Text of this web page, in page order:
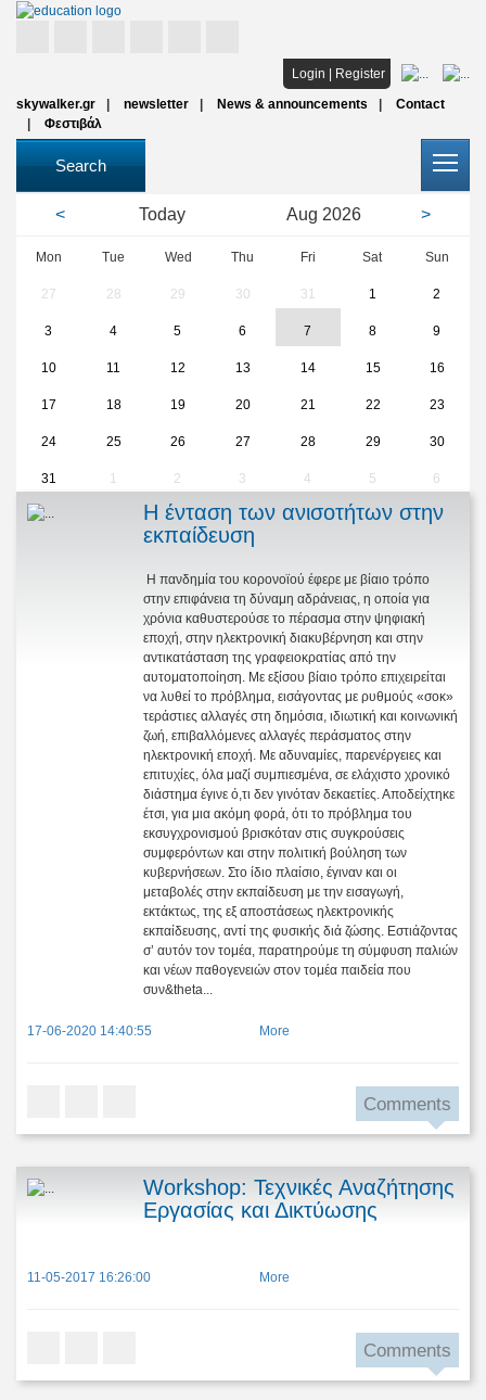
Login | Register
skywalker.gr
newsletter News & announcements
Contact
Φεστιβάλ
Search
Studies
Scholarships
All institutions
Articles
< Today Aug 2026 >
Mon Tue Wed Thu Fri Sat Sun
27 28 29 30 31 1 2
3 4 5 6 7 8 9
10 11 12 13 14 15 16
17 18 19 20 21 22 23
24 25 26 27 28 29 30
31 1 2 3 4 5 6
Η ένταση των ανισοτήτων στην
εκπαίδευση
Η πανδημία του κορονοϊού έφερε με βίαιο τρόπο
στην επιφάνεια τη δύναμη αδράνειας, η οποία για
χρόνια καθυστερούσε το πέρασμα στην ψηφιακή
εποχή, στην ηλεκτρονική διακυβέρνηση και στην
αντικατάσταση της γραφειοκρατίας από την
αυτοματοποίηση. Με εξίσου βίαιο τρόπο επιχειρείται
να λυθεί το πρόβλημα, εισάγοντας με ρυθμούς «σοκ»
τεράστιες αλλαγές στη δημόσια, ιδιωτική και κοινωνική
ζωή, επιβαλλόμενες αλλαγές περάσματος στην
ηλεκτρονική εποχή. Με αδυναμίες, παρενέργειες και
επιτυχίες, όλα μαζί συμπιεσμένα, σε ελάχιστο χρονικό
διάστημα έγινε ό,τι δεν γινόταν δεκαετίες. Αποδείχτηκε
έτσι, για μια ακόμη φορά, ότι το πρόβλημα του
εκσυγχρονισμού βρισκόταν στις συγκρούσεις
συμφερόντων και στην πολιτική βούληση των
κυβερνήσεων. Στο ίδιο πλαίσιο, έγιναν και οι
μεταβολές στην εκπαίδευση με την εισαγωγή,
εκτάκτως, της εξ αποστάσεως ηλεκτρονικής
εκπαίδευσης, αντί της φυσικής διά ζώσης. Εστιάζοντας
σ’ αυτόν τον τομέα, παρατηρούμε τη σύμφυση παλιών
και νέων παθογενειών στον τομέα παιδεία που
συν&theta...
17-06-2020 14:40:55 More
Comments
Workshop: Τεχνικές Αναζήτησης
Εργασίας και Δικτύωσης
11-05-2017 16:26:00 More
Comments